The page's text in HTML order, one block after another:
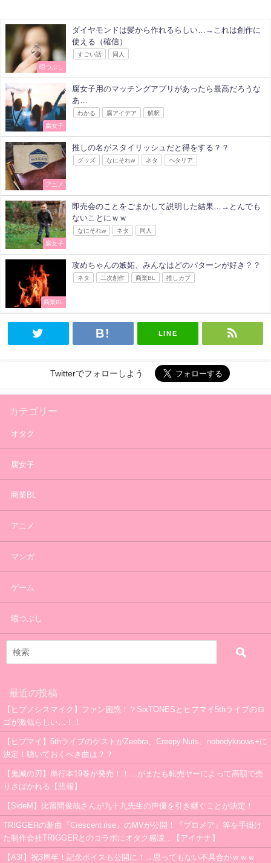
暇つぶし
ダイヤモンドは髪から作れるらしい…→これは創作に
使える（確信）
すごい話 同人
腐女子
腐女子用のマッチングアプリがあったら最高だろうな
あ…
わかる 腐アイデア 解釈
アニメ
推しの名がスタイリッシュだと得をする？？
グッズ なにそれw ネタ ヘタリア
腐女子
即売会のことをごまかして説明した結果…→とんでも
ないことにｗｗ
なにそれw ネタ 同人
商業BL
攻めちゃんの嫉妬、みんなはどのパターンが好き？？
ネタ 二次創作 商業BL 推しカプ
LINE
Twitterでフォローしよう
カテゴリー
オタク
腐女子
商業BL
アニメ
マンガ
ゲーム
暇つぶし
最近の投稿
【ヒプノシスマイク】ファン困惑！？SixTONESとヒプマイ5thライブのロ
ゴが激似らしい…！！
【ヒプマイ】5thライブのゲストがZeebra、Creepy Nuts、nobodyknows+に
決定！聴いておくべき曲は？？
【鬼滅の刃】単行本19巻が発売！！…がまたも転売ヤーによって高額で売
りさばかれる【悲報】
【SideM】比留間俊哉さんが九十九先生の声優を引き継ぐことが決定！
TRIGGERの新曲『Crescent rise』のMVが公開！『プロメア』等を手掛け
た制作会社TRIGGERとのコラボにオタク感涙…【アイナナ】
【A3!】祝3周年！記念ボイスも公開に！→思ってもない不具合がｗｗｗ